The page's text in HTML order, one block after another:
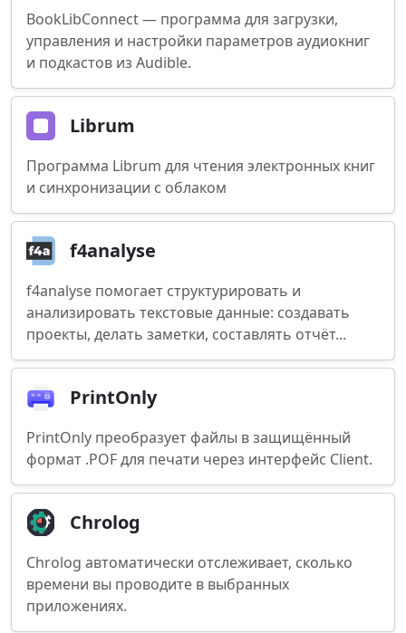
BookLibConnect — программа для загрузки,
управления и настройки параметров аудиокниг
и подкастов из Audible.
Librum
Программа Librum для чтения электронных книг
и синхронизации с облаком
f4analyse
f4analyse помогает структурировать и
анализировать текстовые данные: создавать
проекты, делать заметки, составлять отчёт...
PrintOnly
PrintOnly преобразует файлы в защищённый
формат .POF для печати через интерфейс Client.
Chrolog
Chrolog автоматически отслеживает, сколько
времени вы проводите в выбранных
приложениях.